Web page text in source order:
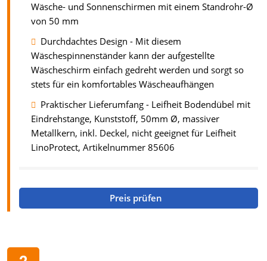
Wäsche- und Sonnenschirmen mit einem Standrohr-Ø
von 50 mm
Durchdachtes Design - Mit diesem
Wäschespinnenständer kann der aufgestellte
Wäscheschirm einfach gedreht werden und sorgt so
stets für ein komfortables Wäscheaufhängen
Praktischer Lieferumfang - Leifheit Bodendübel mit
Eindrehstange, Kunststoff, 50mm Ø, massiver
Metallkern, inkl. Deckel, nicht geeignet für Leifheit
LinoProtect, Artikelnummer 85606
Preis prüfen